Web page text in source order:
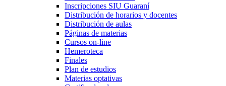
Inscripciones SIU Guaraní
Distribución de horarios y docentes
Distribución de aulas
Páginas de materias
Cursos on-line
Hemeroteca
Finales
Plan de estudios
Materias optativas